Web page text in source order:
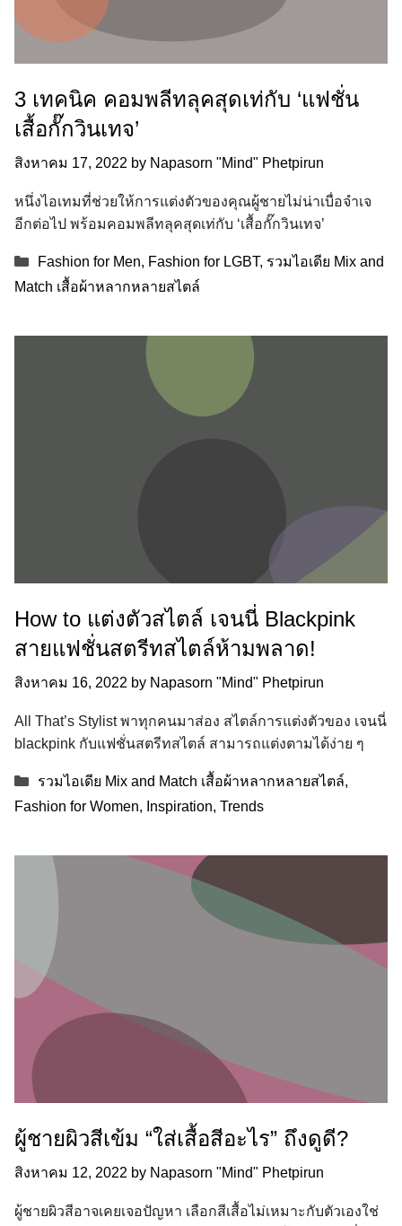
3 เทคนิค คอมพลีทลุคสุดเท่กับ ‘แฟชั่น
เสื้อกั๊กวินเทจ’
สิงหาคม 17, 2022 by Napasorn "Mind" Phetpirun
หนึ่งไอเทมที่ช่วยให้การแต่งตัวของคุณผู้ชายไม่น่าเบื่อจำเจ
อีกต่อไป พร้อมคอมพลีทลุคสุดเท่กับ ‘เสื้อกั๊กวินเทจ’
Categories
Fashion for Men, Fashion for LGBT, รวมไอเดีย Mix and
Match เสื้อผ้าหลากหลายสไตล์
How to แต่งตัวสไตล์ เจนนี่ Blackpink
สายแฟชั่นสตรีทสไตล์ห้ามพลาด!
สิงหาคม 16, 2022 by Napasorn "Mind" Phetpirun
All That’s Stylist พาทุกคนมาส่อง สไตล์การแต่งตัวของ เจนนี่
blackpink กับแฟชั่นสตรีทสไตล์ สามารถแต่งตามได้ง่าย ๆ
Categories
รวมไอเดีย Mix and Match เสื้อผ้าหลากหลายสไตล์,
Fashion for Women, Inspiration, Trends
ผู้ชายผิวสีเข้ม “ใส่เสื้อสีอะไร” ถึงดูดี?
สิงหาคม 12, 2022 by Napasorn "Mind" Phetpirun
ผู้ชายผิวสีอาจเคยเจอปัญหา เลือกสีเสื้อไม่เหมาะกับตัวเองใช่